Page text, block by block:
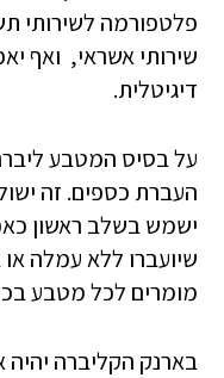
פלטפורמה לשירותי
שירותי אשראי, ואף
דיגיטלית.
על בסיס המטבע ליברה
העברת כספים. זה
ישמש בשלב ראשון
שיועברו ללא עמלה
מומרים לכל מטבע
בארנק הקליברה